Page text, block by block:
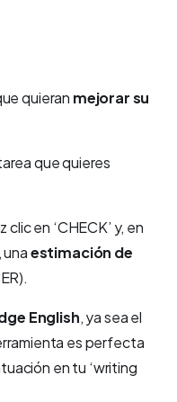
quieran mejorar su
que quieres
en ‘CHECK’ y, en
estimación de
English, ya sea el
es perfecta
en tu ‘writing